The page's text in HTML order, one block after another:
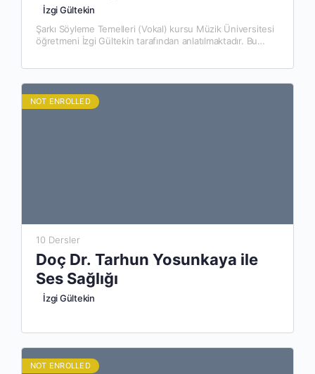
İzgi Gültekin
Şarkı Söyleme Temelleri (Vokal) kursu Müzik Üniversitesi
öğretmeni İzgi Gültekin tarafından anlatılmaktadır. Bu
NOT ENROLLED
10 Dersler
Doç Dr. Tarhun Yosunkaya ile
Ses Sağlığı
İzgi Gültekin
NOT ENROLLED